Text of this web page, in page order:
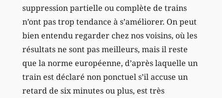
suppression partielle ou complète de trains
n’ont pas trop tendance à s’améliorer. On peut
bien entendu regarder chez nos voisins, où les
résultats ne sont pas meilleurs, mais il reste
que la norme européenne, d’après laquelle un
train est déclaré non ponctuel s’il accuse un
retard de six minutes ou plus, est très